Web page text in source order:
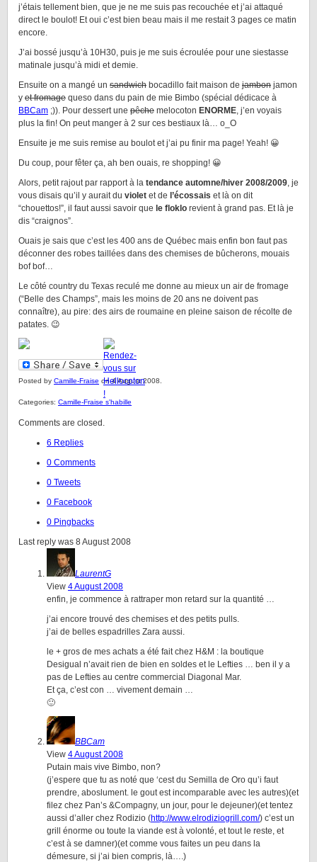
j’étais tellement bien, que je ne me suis pas recouchée et j’ai attaqué
direct le boulot! Et oui c’est bien beau mais il me restait 3 pages ce matin
encore.
J’ai bossé jusqu’à 10H30, puis je me suis écroulée pour une siestasse
matinale jusqu’à midi et demie.
Ensuite on a mangé un sandwich bocadillo fait maison de jambon jamon
y et fromage queso dans du pain de mie Bimbo (spécial dédicace à
BBCam ;)). Pour dessert une pêche melocoton ENORME, j’en voyais
plus la fin! On peut manger à 2 sur ces bestiaux là… o_O
Ensuite je me suis remise au boulot et j’ai pu finir ma page! Yeah! 😀
Du coup, pour fêter ça, ah ben ouais, re shopping! 😀
Alors, petit rajout par rapport à la tendance automne/hiver 2008/2009, je
vous disais qu’il y aurait du violet et de l’écossais et là on dit
“chouettos!”, il faut aussi savoir que le floklo revient à grand pas. Et là je
dis “craignos”.
Ouais je sais que c’est les 400 ans de Québec mais enfin bon faut pas
déconner des robes taillées dans des chemises de bûcherons, mouais
bof bof…
Le côté country du Texas reculé me donne au mieux un air de fromage
(“Belle des Champs”, mais les moins de 20 ans ne doivent pas
connaître), au pire: des airs de roumaine en pleine saison de récolte de
patates. 😉
Posted by Camille-Fraise on 4 August 2008.
Categories: Camille-Fraise s'habille
Comments are closed.
6 Replies
0 Comments
0 Tweets
0 Facebook
0 Pingbacks
Last reply was 8 August 2008
LaurentG
View 4 August 2008
enfin, je commence à rattraper mon retard sur la quantité …
j’ai encore trouvé des chemises et des petits pulls.
j’ai de belles espadrilles Zara aussi.
le + gros de mes achats a été fait chez H&M : la boutique
Desigual n’avait rien de bien en soldes et le Lefties … ben il y a
pas de Lefties au centre commercial Diagonal Mar.
Et ça, c’est con … vivement demain …
🙂
BBCam
View 4 August 2008
Putain mais vive Bimbo, non?
(j’espere que tu as noté que ‘cest du Semilla de Oro qu’i faut
prendre, aboslument. le gout est incomparable avec les autres)(et
filez chez Pan’s &Compagny, un jour, pour le dejeuner)(et tentez
aussi d’aller chez Rodizio (http://www.elrodiziogrill.com/) c’est un
grill énorme ou toute la viande est à volonté, et tout le reste, et
c’est à se damner)(et comme vous faites un peu dans la
démesure, si j’ai bien compris, là….)